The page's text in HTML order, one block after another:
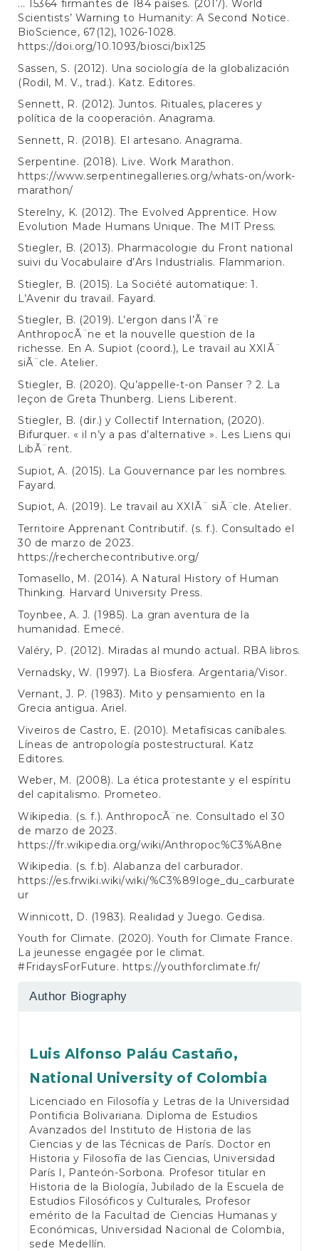
... 15364 firmantes de 184 países. (2017). World
Scientists’ Warning to Humanity: A Second Notice.
BioScience, 67(12), 1026-1028.
https://doi.org/10.1093/biosci/bix125
Sassen, S. (2012). Una sociología de la globalización
(Rodil, M. V., trad.). Katz. Editores.
Sennett, R. (2012). Juntos. Rituales, placeres y
política de la cooperación. Anagrama.
Sennett, R. (2018). El artesano. Anagrama.
Serpentine. (2018). Live. Work Marathon.
https://www.serpentinegalleries.org/whats-on/work-
marathon/
Sterelny, K. (2012). The Evolved Apprentice. How
Evolution Made Humans Unique. The MIT Press.
Stiegler, B. (2013). Pharmacologie du Front national
suivi du Vocabulaire d’Ars Industrialis. Flammarion.
Stiegler, B. (2015). La Société automatique: 1.
L’Avenir du travail. Fayard.
Stiegler, B. (2019). L’ergon dans l’Ã¨re
AnthropocÃ¨ne et la nouvelle question de la
richesse. En A. Supiot (coord.), Le travail au XXIÃ¨
siÃ¨cle. Atelier.
Stiegler, B. (2020). Qu’appelle-t-on Panser ? 2. La
leçon de Greta Thunberg. Liens Liberent.
Stiegler, B. (dir.) y Collectif Internation, (2020).
Bifurquer. « il n’y a pas d’alternative ». Les Liens qui
LibÃ¨rent.
Supiot, A. (2015). La Gouvernance par les nombres.
Fayard.
Supiot, A. (2019). Le travail au XXIÃ¨ siÃ¨cle. Atelier.
Territoire Apprenant Contributif. (s. f.). Consultado el
30 de marzo de 2023.
https://recherchecontributive.org/
Tomasello, M. (2014). A Natural History of Human
Thinking. Harvard University Press.
Toynbee, A. J. (1985). La gran aventura de la
humanidad. Emecé.
Valéry, P. (2012). Miradas al mundo actual. RBA libros.
Vernadsky, W. (1997). La Biosfera. Argentaria/Visor.
Vernant, J. P. (1983). Mito y pensamiento en la
Grecia antigua. Ariel.
Viveiros de Castro, E. (2010). Metafísicas caníbales.
Líneas de antropología postestructural. Katz
Editores.
Weber, M. (2008). La ética protestante y el espíritu
del capitalismo. Prometeo.
Wikipedia. (s. f.). AnthropocÃ¨ne. Consultado el 30
de marzo de 2023.
https://fr.wikipedia.org/wiki/Anthropoc%C3%A8ne
Wikipedia. (s. f.b). Alabanza del carburador.
https://es.frwiki.wiki/wiki/%C3%89loge_du_carburate
ur
Winnicott, D. (1983). Realidad y Juego. Gedisa.
Youth for Climate. (2020). Youth for Climate France.
La jeunesse engagée por le climat.
#FridaysForFuture. https://youthforclimate.fr/
Author Biography
Luis Alfonso Paláu Castaño,
National University of Colombia
Licenciado en Filosofía y Letras de la Universidad
Pontificia Bolivariana. Diploma de Estudios
Avanzados del Instituto de Historia de las
Ciencias y de las Técnicas de París. Doctor en
Historia y Filosofía de las Ciencias, Universidad
París I, Panteón-Sorbona. Profesor titular en
Historia de la Biología, Jubilado de la Escuela de
Estudios Filosóficos y Culturales, Profesor
emérito de la Facultad de Ciencias Humanas y
Económicas, Universidad Nacional de Colombia,
sede Medellín.